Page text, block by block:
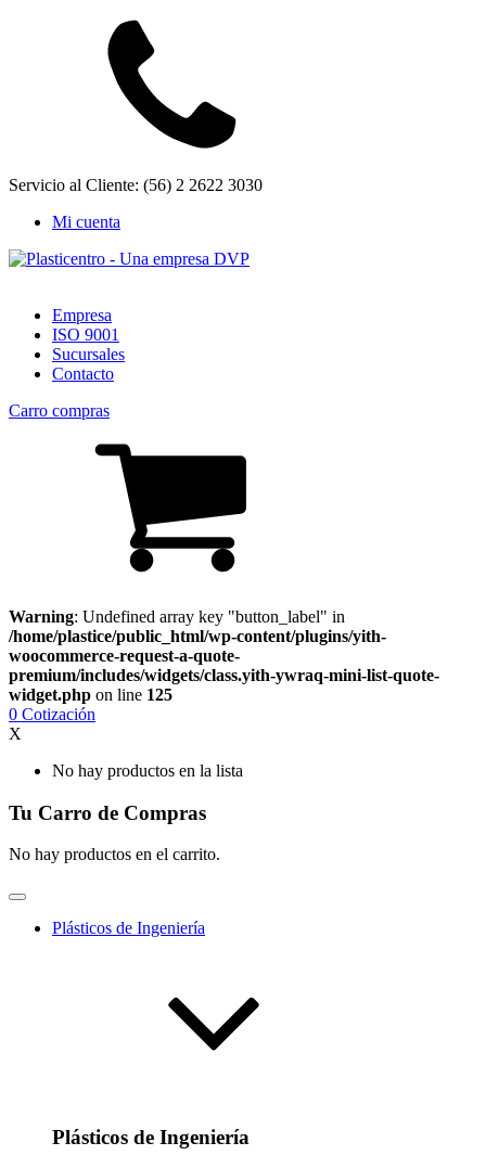
Servicio al Cliente: (56) 2 2622 3030
Mi cuenta
Empresa
ISO 9001
Sucursales
Contacto
Carro compras
Warning: Undefined array key "button_label" in
/home/plastice/public_html/wp-content/plugins/yith-
woocommerce-request-a-quote-
premium/includes/widgets/class.yith-ywraq-mini-list-quote-
widget.php on line 125
0 Cotización
X
No hay productos en la lista
Tu Carro de Compras
No hay productos en el carrito.
Plásticos de Ingeniería
Plásticos de Ingeniería